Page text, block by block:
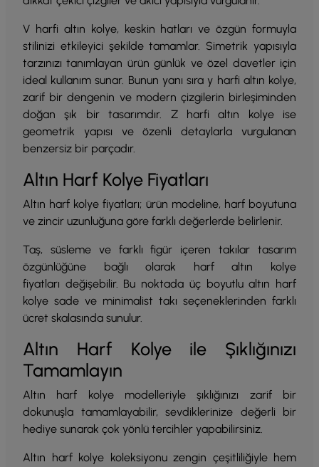
V harfi altın kolye, keskin hatları ve özgün formuyla
stilinizi etkileyici şekilde tamamlar. Simetrik yapısıyla
tarzınızı tanımlayan ürün günlük ve özel davetler için
ideal kullanım sunar. Bunun yanı sıra y harfi altın kolye,
zarif bir dengenin ve modern çizgilerin birleşiminden
doğan şık bir tasarımdır. Z harfi altın kolye ise
geometrik yapısı ve özenli detaylarla vurgulanan
benzersiz bir parçadır.
Altın Harf Kolye Fiyatları
Altın harf kolye fiyatları; ürün modeline, harf boyutuna
ve zincir uzunluğuna göre farklı değerlerde belirlenir.
Taş, süsleme ve farklı figür içeren takılar tasarım
özgünlüğüne bağlı olarak harf altın kolye
fiyatları değişebilir. Bu noktada üç boyutlu altın harf
kolye sade ve minimalist takı seçeneklerinden farklı
ücret skalasında sunulur.
Altın Harf Kolye ile Şıklığınızı
Tamamlayın
Altın harf kolye modelleriyle şıklığınızı zarif bir
dokunuşla tamamlayabilir, sevdiklerinize değerli bir
hediye sunarak çok yönlü tercihler yapabilirsiniz.
Altın harf kolye koleksiyonu zengin çeşitliliğiyle hem